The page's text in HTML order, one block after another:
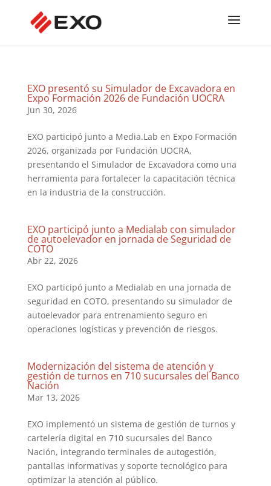
EXO presentó su Simulador de Excavadora en
Expo Formación 2026 de Fundación UOCRA
Jun 30, 2026
EXO participó junto a Media.Lab en Expo Formación
2026, organizada por Fundación UOCRA,
presentando el Simulador de Excavadora como una
herramienta para fortalecer la capacitación técnica
en la industria de la construcción.
EXO participó junto a Medialab con simulador
de autoelevador en jornada de Seguridad de
COTO
Abr 22, 2026
EXO participó junto a Medialab en una jornada de
seguridad en COTO, presentando su simulador de
autoelevador para entrenamiento seguro en
operaciones logísticas y prevención de riesgos.
Modernización del sistema de atención y
gestión de turnos en 710 sucursales del Banco
Nación
Mar 13, 2026
EXO implementó un sistema de gestión de turnos y
cartelería digital en 710 sucursales del Banco
Nación, integrando terminales de autogestión,
pantallas informativas y soporte tecnológico para
optimizar la atención al público.